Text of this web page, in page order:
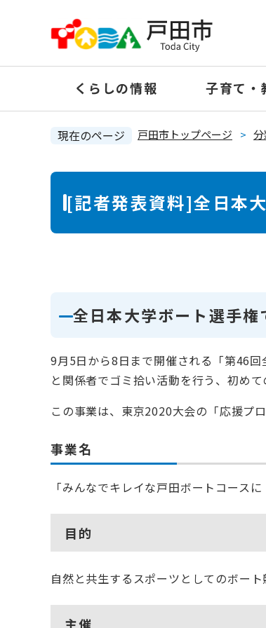
の
頭
くらしの情報 子育て・
現在のページ 戸田市トップページ >
本
[記者発表資料]全日本
全日本大学ボート選手権
9月5日から8日まで開催される「第46
と関係者でゴミ拾い活動を行う、初めて
この事業は、東京2020大会の「応援プ
事業名
「みんなでキレイな戸田ボートコース
目的
自然と共生するスポーツとしてのボー
主催